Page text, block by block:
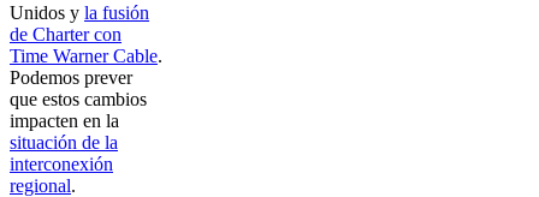
Unidos y la fusión
de Charter con
Time Warner Cable.
Podemos prever
que estos cambios
impacten en la
situación de la
interconexión
regional.